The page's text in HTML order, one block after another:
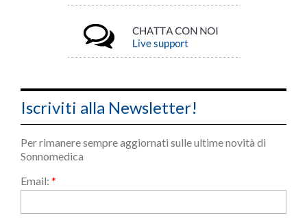
Iscriviti alla Newsletter!
Per rimanere sempre aggiornati sulle ultime novità di
Sonnomedica
Email: *